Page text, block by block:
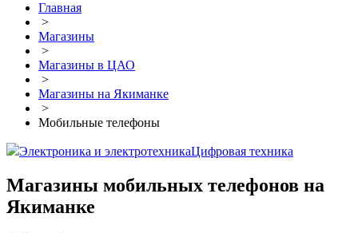
Главная
>
Магазины
>
Магазины в ЦАО
>
Магазины на Якиманке
>
Мобильные телефоны
Электроника и электротехникаЦифровая техника
Магазины мобильных телефонов на
Якиманке